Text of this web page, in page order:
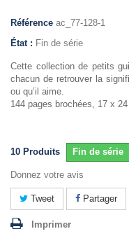
Référence ac_77-128-1
État : Fin de série
Cette collection de petits
chacun de retrouver la
ou qu’il aime.
144 pages brochées, 17 x
10 Produits Fin de série
Donnez votre avis
Tweet Partager
Imprimer